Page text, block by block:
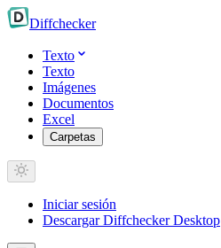
Diffchecker
Texto
Texto
Imágenes
Documentos
Excel
Carpetas
Iniciar sesión
Descargar Diffchecker Desktop